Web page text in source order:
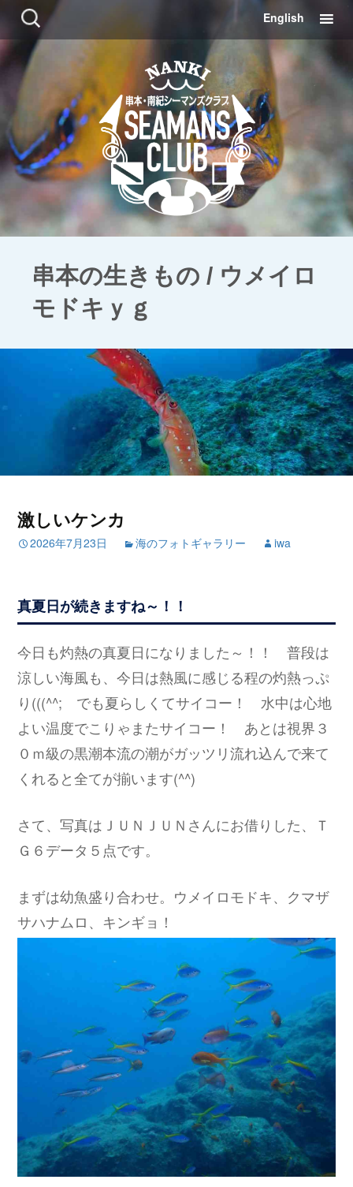
検
索:
コ
ン
ツ
に
English
串本の生きもの / ウメイロ
モドキｙｇ
激しいケンカ
2026年7月23日 海のフォトギャラリー iwa
真夏日が続きますね～！！
今日も灼熱の真夏日になりました～！！ 普段は
涼しい海風も、今日は熱風に感じる程の灼熱っぷ
り(((^^; でも夏らしくてサイコー！ 水中は心地
よい温度でこりゃまたサイコー！ あとは視界３
０ｍ級の黒潮本流の潮がガッツリ流れ込んで来て
くれると全てが揃います(^^)
さて、写真はＪＵＮＪＵＮさんにお借りした、Ｔ
Ｇ６データ５点です。
まずは幼魚盛り合わせ。ウメイロモドキ、クマザ
サハナムロ、キンギョ！